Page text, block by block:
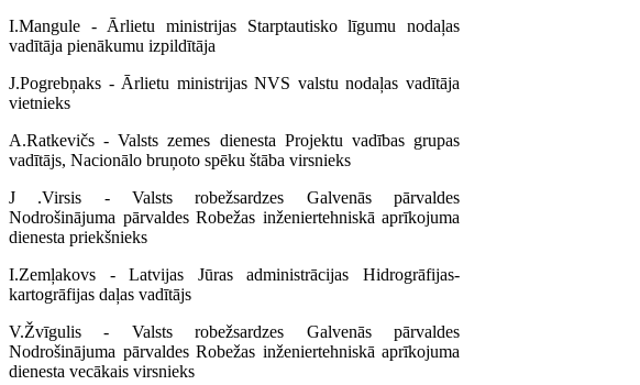
I.Mangule - Ārlietu ministrijas Starptautisko līgumu nodaļas
vadītāja pienākumu izpildītāja
J.Pogrebņaks - Ārlietu ministrijas NVS valstu nodaļas vadītāja
vietnieks
A.Ratkevičs - Valsts zemes dienesta Projektu vadības grupas
vadītājs, Nacionālo bruņoto spēku štāba virsnieks
J .Virsis - Valsts robežsardzes Galvenās pārvaldes
Nodrošinājuma pārvaldes Robežas inženiertehniskā aprīkojuma
dienesta priekšnieks
I.Zemļakovs - Latvijas Jūras administrācijas Hidrogrāfijas-
kartogrāfijas daļas vadītājs
V.Žvīgulis - Valsts robežsardzes Galvenās pārvaldes
Nodrošinājuma pārvaldes Robežas inženiertehniskā aprīkojuma
dienesta vecākais virsnieks